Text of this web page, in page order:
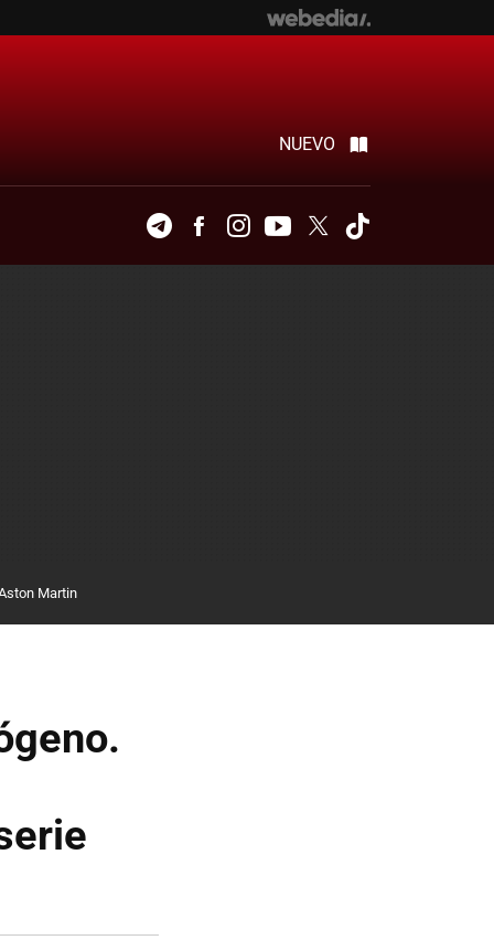
NUEVO
TelegramFacebookInstagramYoutubeTwitter
Martin